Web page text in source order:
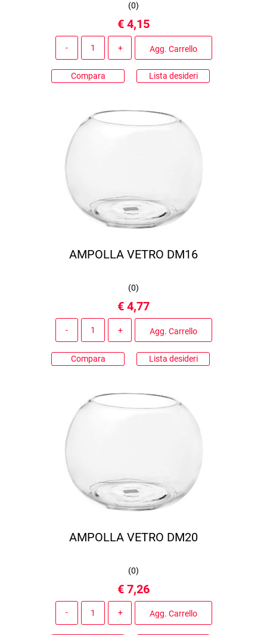
(0)
€ 4,15
Agg. Carrello
Compara Lista desideri
AMPOLLA VETRO DM16
(0)
€ 4,77
Agg. Carrello
Compara Lista desideri
AMPOLLA VETRO DM20
(0)
€ 7,26
Agg. Carrello